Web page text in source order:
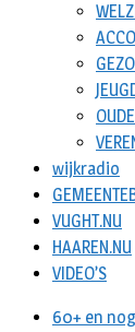
wijkradio
VUGHT.NU
HAAREN.NU
VIDEO’S
60+ en